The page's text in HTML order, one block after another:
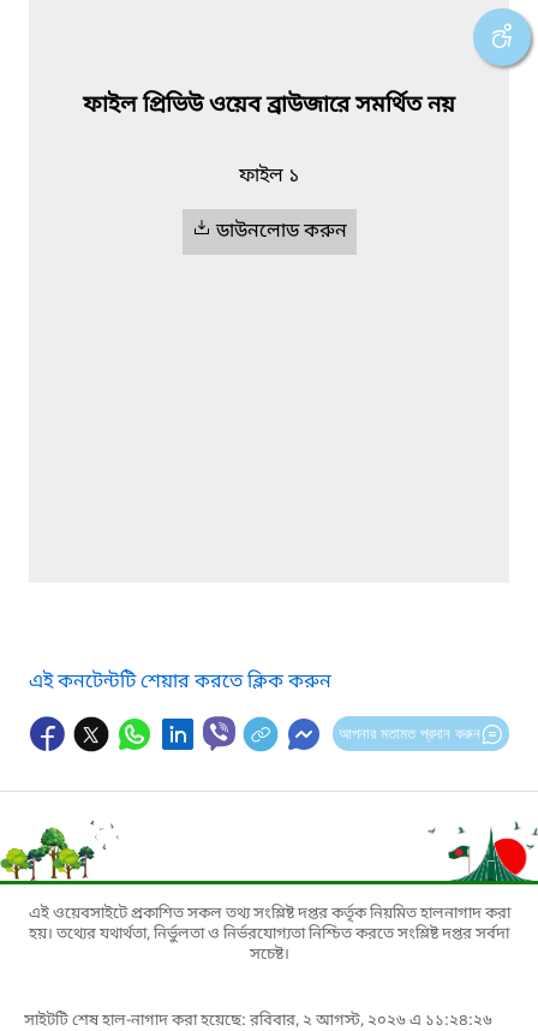
ফাইল প্রিভিউ ওয়েব ব্রাউজারে সমর্থিত নয়
ফাইল ১
ডাউনলোড করুন
এই কনটেন্টটি শেয়ার করতে ক্লিক করুন
আপনার মতামত প্রদান করুন
এই ওয়েবসাইটে প্রকাশিত সকল তথ্য সংশ্লিষ্ট দপ্তর কর্তৃক নিয়মিত হালনাগাদ করা
হয়। তথ্যের যথার্থতা, নির্ভুলতা ও নির্ভরযোগ্যতা নিশ্চিত করতে সংশ্লিষ্ট দপ্তর সর্বদা
সচেষ্ট।
সাইটটি শেষ হাল-নাগাদ করা হয়েছে: রবিবার, ২ আগস্ট, ২০২৬ এ ১১:২৪:২৬